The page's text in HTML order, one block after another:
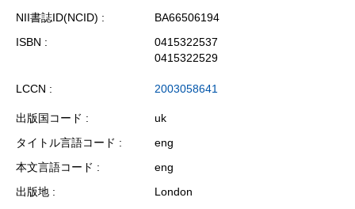
NII書誌ID(NCID)
BA66506194
ISBN
0415322537
0415322529
LCCN 2003058641
出版国コード
uk
タイトル言語コード
eng
本文言語コード
eng
出版地
London